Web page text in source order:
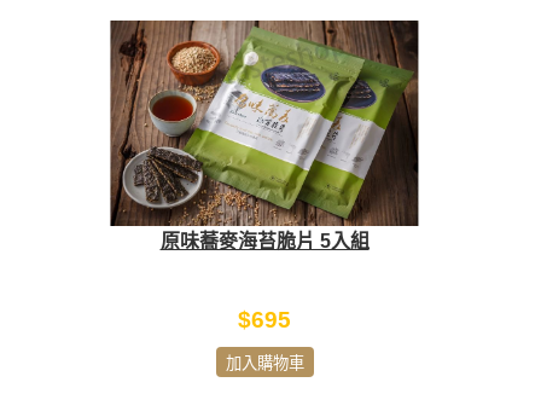
原味蕎麥海苔脆片 5入組
$695
加入購物車